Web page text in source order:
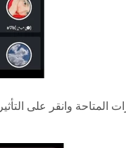
المتاحة وانقر على